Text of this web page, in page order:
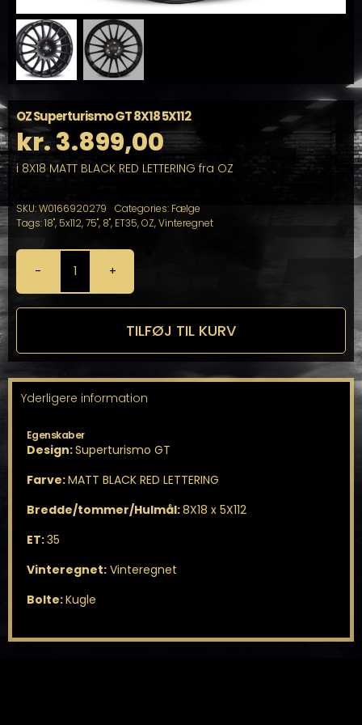
OZ Superturismo GT 8X18 5X112
kr.3.899,00
i 8X18 MATT BLACK RED LETTERING fra OZ
SKU:W0166920279 Categories: Fælge
Tags:18", 5x112,75", 8", ET35,OZ,Vinteregnet
OZ
Superturismo
GT
antal
TILFØJ TIL KURV
Yderligere information
Egenskaber
Design:Superturismo GT
Farve:MATT BLACK RED LETTERING
Bredde/tommer/Hulmål:8X18 x 5X112
ET:35
Vinteregnet:Vinteregnet
Bolte:Kugle